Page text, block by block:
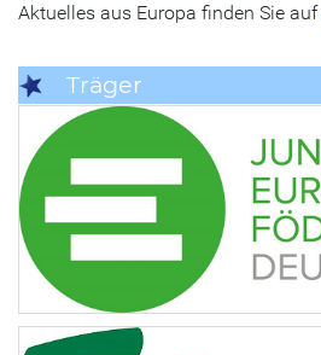
Aktuelles aus Europa finden Sie auf
Träger